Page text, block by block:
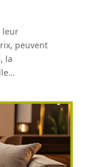
leur
peuvent
la
…